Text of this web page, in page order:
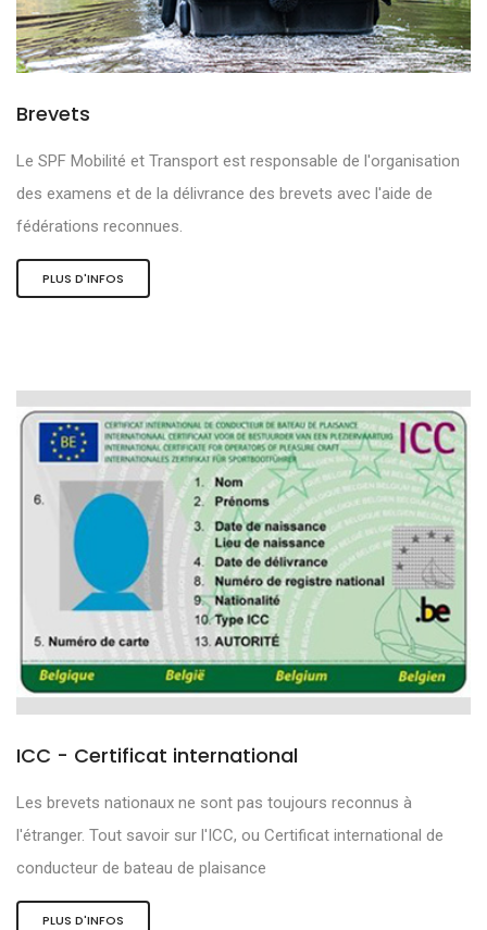
Brevets
Le SPF Mobilité et Transport est responsable de l'organisation
des examens et de la délivrance des brevets avec l'aide de
fédérations reconnues.
PLUS D'INFOS
ICC - Certificat international
Les brevets nationaux ne sont pas toujours reconnus à
l'étranger. Tout savoir sur l'ICC, ou Certificat international de
conducteur de bateau de plaisance
PLUS D'INFOS